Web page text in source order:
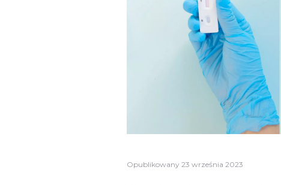
Opublikowany 23 września 2023